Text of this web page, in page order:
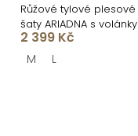
Růžové tylové plesové
šaty ARIADNA s volánky
2 399 Kč
M L